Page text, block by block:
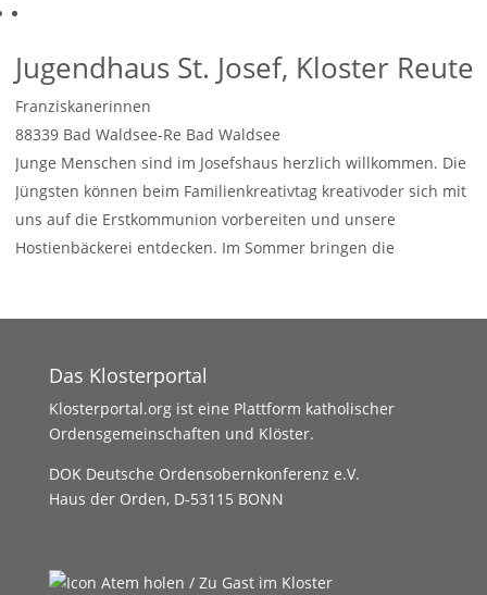
Jugendhaus St. Josef, Kloster Reute
Franziskanerinnen
88339 Bad Waldsee-Re Bad Waldsee
Junge Menschen sind im Josefshaus herzlich willkommen. Die
Jüngsten können beim Familienkreativtag kreativoder sich mit
uns auf die Erstkommunion vorbereiten und unsere
Hostienbäckerei entdecken. Im Sommer bringen die
Das Klosterportal
Klosterportal.org ist eine Plattform katholischer
Ordensgemeinschaften und Klöster.
DOK Deutsche Ordensobernkonferenz e.V.
Haus der Orden, D-53115 BONN